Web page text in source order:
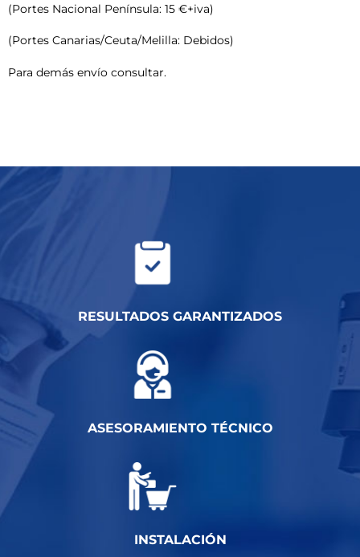
(Portes Nacional Península: 15 €+iva)
(Portes Canarias/Ceuta/Melilla: Debidos)
Para demás envío consultar.
RESULTADOS GARANTIZADOS
ASESORAMIENTO TÉCNICO
INSTALACIÓN